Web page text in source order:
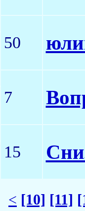
50
7
15
< [10] [11]